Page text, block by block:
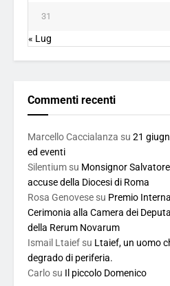
31
« Lug
Commenti recenti
Marcello Caccialanza su 21
ed eventi
Silentium su Monsignor
accuse della Diocesi di Roma
Rosa Genovese su Premio
Cerimonia alla Camera dei
della Rerum Novarum
Ismail Ltaief su Ltaief, un uomo
degrado di periferia.
Carlo su Il piccolo Domenico